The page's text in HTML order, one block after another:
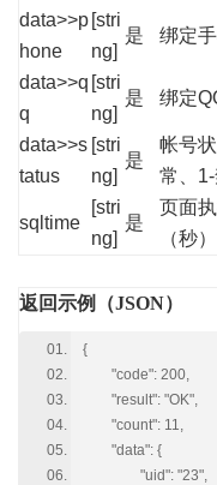
data>>p
hone
[stri
ng]
是 绑定
data>>q
q
[stri
ng]
是 绑定
data>>s
tatus
[stri
ng]
是
帐号
常、
sqltime
[stri
ng]
是
页面
（秒）
返回示例（JSON）
{
"code": 200,
"result": "OK",
"count": 11,
"data": {
"uid": "23",